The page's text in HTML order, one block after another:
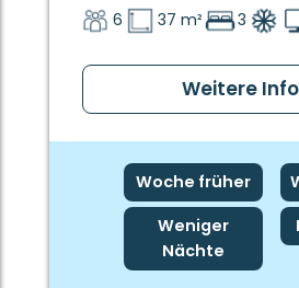
6 37 m² 3
Weitere
Woche früher
Weniger
Nächte